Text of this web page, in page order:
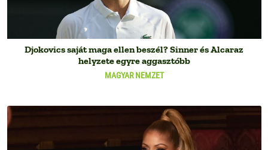
MAGYAR NEMZET
Djokovics saját maga ellen beszél? Sinner és Alcaraz
helyzete egyre aggasztóbb